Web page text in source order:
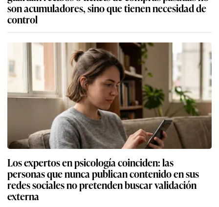
son acumuladores, sino que tienen necesidad de
control
Los expertos en psicología coinciden: las
personas que nunca publican contenido en sus
redes sociales no pretenden buscar validación
externa